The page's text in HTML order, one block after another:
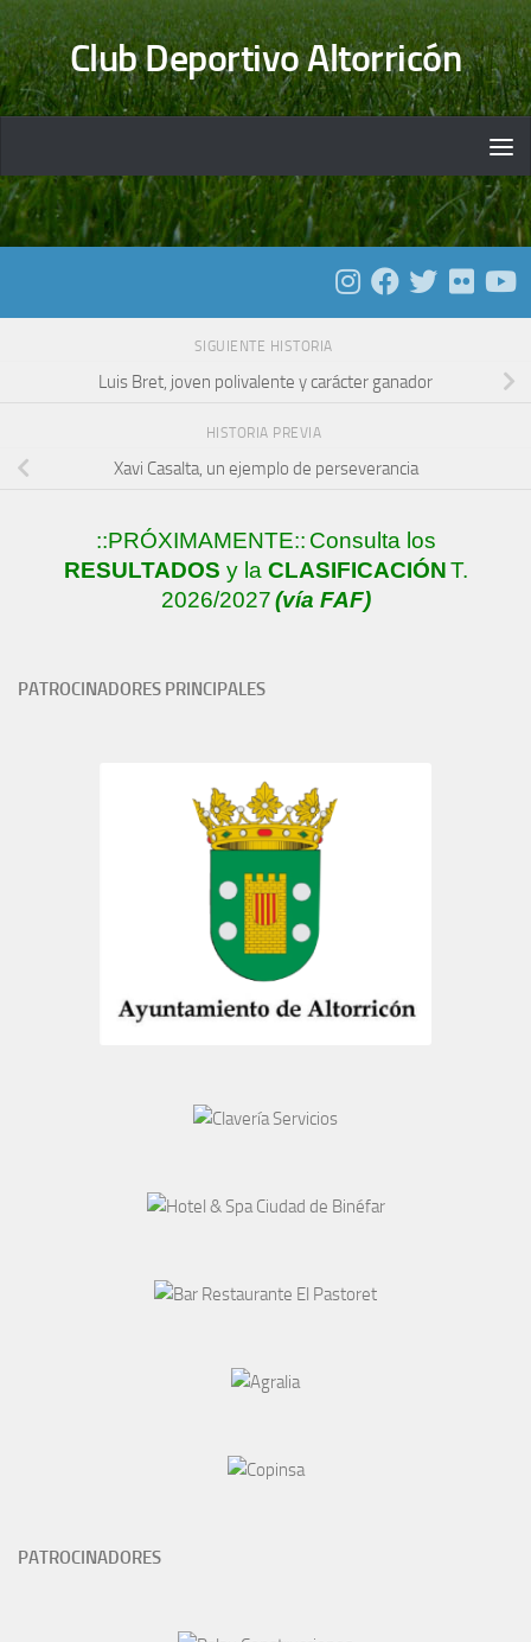
Saltar al contenido
Club Deportivo Altorricón
SIGUIENTE HISTORIA
Luis Bret, joven polivalente y carácter ganador
HISTORIA PREVIA
Xavi Casalta, un ejemplo de perseverancia
::PRÓXIMAMENTE:: Consulta los
RESULTADOS y la CLASIFICACIÓNT.
2026/2027(vía FAF)
PATROCINADORES PRINCIPALES
PATROCINADORES